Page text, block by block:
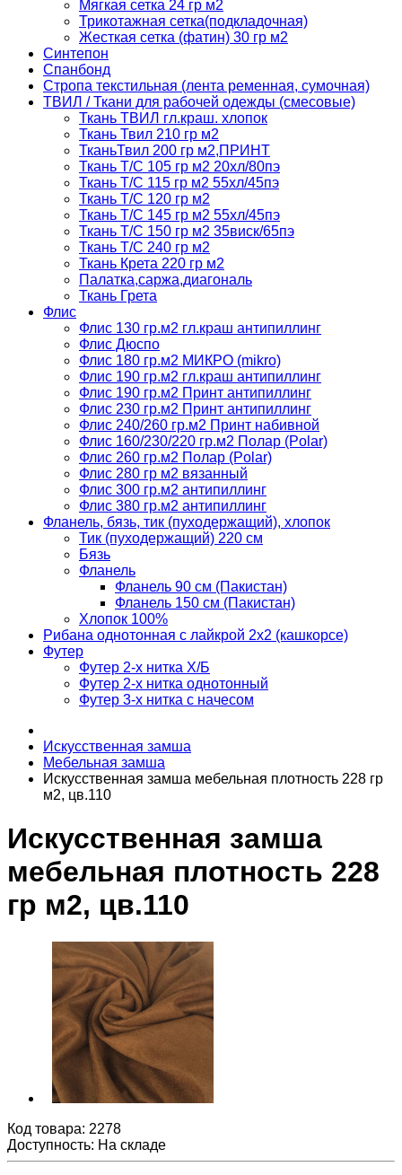
Мягкая сетка 24 гр м2
Трикотажная сетка(подкладочная)
Жесткая сетка (фатин) 30 гр м2
Синтепон
Спанбонд
Стропа текстильная (лента ременная, сумочная)
ТВИЛ / Ткани для рабочей одежды (смесовые)
Ткань ТВИЛ гл.краш. хлопок
Ткань Твил 210 гр м2
ТканьТвил 200 гр м2,ПРИНТ
Ткань Т/C 105 гр м2 20хл/80пэ
Ткань Т/C 115 гр м2 55хл/45пэ
Ткань Т/C 120 гр м2
Ткань Т/C 145 гр м2 55хл/45пэ
Ткань Т/C 150 гр м2 35виск/65пэ
Ткань Т/C 240 гр м2
Ткань Крета 220 гр м2
Палатка,саржа,диагональ
Ткань Грета
Флис
Флис 130 гр.м2 гл.краш антипиллинг
Флис Дюспо
Флис 180 гр.м2 МИКРО (mikro)
Флис 190 гр.м2 гл.краш антипиллинг
Флис 190 гр.м2 Принт антипиллинг
Флис 230 гр.м2 Принт антипиллинг
Флис 240/260 гр.м2 Принт набивной
Флис 160/230/220 гр.м2 Полар (Polar)
Флис 260 гр.м2 Полар (Polar)
Флис 280 гр м2 вязанный
Флис 300 гр.м2 антипиллинг
Флис 380 гр.м2 антипиллинг
Фланель, бязь, тик (пуходержащий), хлопок
Тик (пуходержащий) 220 см
Бязь
Фланель
Фланель 90 см (Пакистан)
Фланель 150 см (Пакистан)
Хлопок 100%
Рибана однотонная с лайкрой 2х2 (кашкорсе)
Футер
Футер 2-х нитка Х/Б
Футер 2-х нитка однотонный
Футер 3-х нитка с начесом
Искусственная замша
Мебельная замша
Искусственная замша мебельная плотность 228 гр
м2, цв.110
Искусственная замша
мебельная плотность 228
гр м2, цв.110
Код товара: 2278
Доступность: На складе